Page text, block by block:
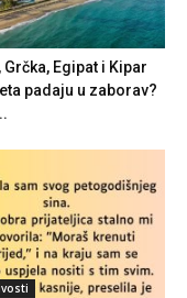
Grčka, Egipat i Kipar
padaju u zaborav?